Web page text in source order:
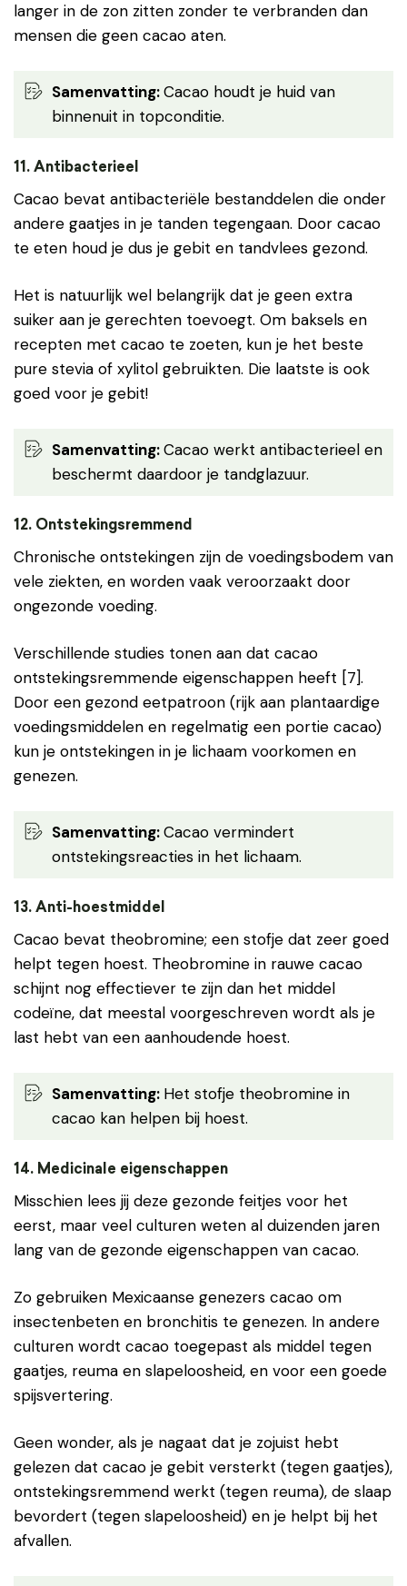
langer in de zon zitten zonder te verbranden dan
mensen die geen cacao aten.
Samenvatting:Cacao houdt je huid van
binnenuit in topconditie.
11. Antibacterieel
Cacao bevat antibacteriële bestanddelen die onder
andere gaatjes in je tanden tegengaan. Door cacao
te eten houd je dus je gebit en tandvlees gezond.
Het is natuurlijk wel belangrijk dat je geen extra
suiker aan je gerechten toevoegt. Om baksels en
recepten met cacao te zoeten, kun je het beste
pure stevia of xylitol gebruikten. Die laatste is ook
goed voor je gebit!
Samenvatting:Cacao werkt antibacterieel en
beschermt daardoor je tandglazuur.
12. Ontstekingsremmend
Chronische ontstekingen zijn de voedingsbodem van
vele ziekten, en worden vaak veroorzaakt door
ongezonde voeding.
Verschillende studies tonen aan dat cacao
ontstekingsremmende eigenschappen heeft [7].
Door een gezond eetpatroon (rijk aan plantaardige
voedingsmiddelen en regelmatig een portie cacao)
kun je ontstekingen in je lichaam voorkomen en
genezen.
Samenvatting:Cacao vermindert
ontstekingsreacties in het lichaam.
13. Anti-hoestmiddel
Cacao bevat theobromine; een stofje dat zeer goed
helpt tegen hoest. Theobromine in rauwe cacao
schijnt nog effectiever te zijn dan het middel
codeïne, dat meestal voorgeschreven wordt als je
last hebt van een aanhoudende hoest.
Samenvatting: Het stofje theobromine in
cacao kan helpen bij hoest.
1 4. Medicinale eigenschappen
Misschien lees jij deze gezonde feitjes voor het
eerst, maar veel culturen weten al duizenden jaren
lang van de gezonde eigenschappen van cacao.
Zo gebruiken Mexicaanse genezers cacao om
insectenbeten en bronchitis te genezen. In andere
culturen wordt cacao toegepast als middel tegen
gaatjes, reuma en slapeloosheid, en voor een goede
spijsvertering.
Geen wonder, als je nagaat dat je zojuist hebt
gelezen dat cacao je gebit versterkt (tegen gaatjes),
ontstekingsremmend werkt (tegen reuma), de slaap
bevordert (tegen slapeloosheid) en je helpt bij het
afvallen.